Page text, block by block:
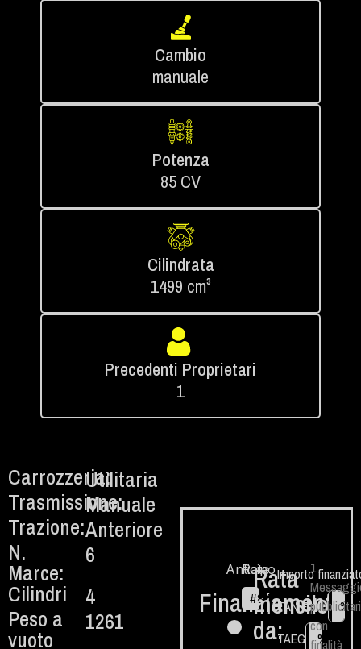
Cambio
manuale
Potenza
85 CV
Cilindrata
1499 cm³
Precedenti Proprietari
1
Carrozzeria:Utilitaria
Trasmissione:Manuale
Trazione:Anteriore
N.
Marce:
6
Cilindri
4
Peso a
vuoto
1261
Finanziamento
Anticipo
€
Rate
#84
Rata
mensile
da:
Importo
TAN Fisso
%
TAEG
%
1.
con
finalità